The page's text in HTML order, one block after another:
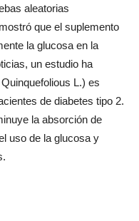
aleatorias
que el suplemento
la glucosa en la
un estudio ha
L.) es
de diabetes tipo 2.
la absorción de
uso de la glucosa y